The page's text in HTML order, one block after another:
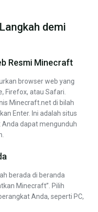
demi
Resmi Minecraft
browser web yang
Firefox, atau Safari.
Minecraft.net di bilah
Enter. Ini adalah situs
dapat mengunduh
berada di beranda
Minecraft”. Pilih
Anda, seperti PC,